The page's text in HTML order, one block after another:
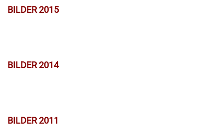
BILDER 2015
BILDER 2014
BILDER 2011